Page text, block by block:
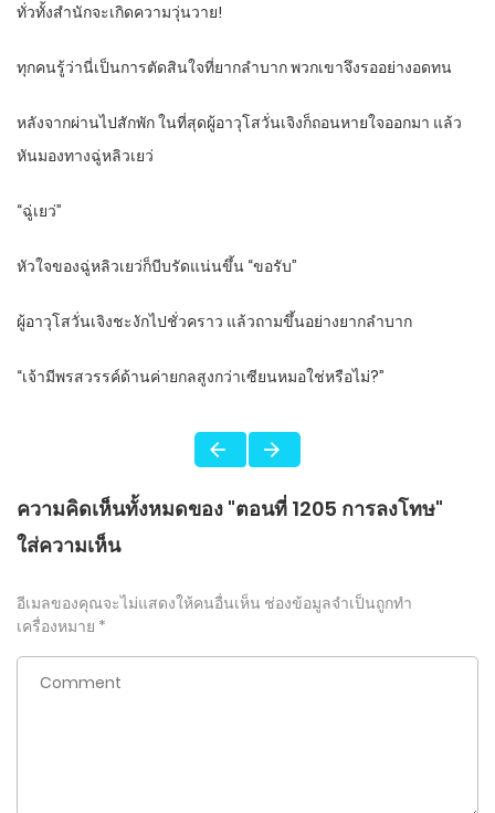
ทั่วทั้งสำนักจะเกิดความวุ่นวาย!
ทุกคนรู้ว่านี่เป็นการตัดสินใจที่ยากลำบาก พวกเขาจึงรออย่างอดทน
หลังจากผ่านไปสักพัก ในที่สุดผู้อาวุโสวั่นเจิงก็ถอนหายใจออกมา แล้ว
หันมองทางฉู่หลิวเยว่
“ฉู่เยว่”
หัวใจของฉู่หลิวเยว่ก็บีบรัดแน่นขึ้น “ขอรับ”
ผู้อาวุโสวั่นเจิงชะงักไปชั่วคราว แล้วถามขึ้นอย่างยากลำบาก
“เจ้ามีพรสวรรค์ด้านค่ายกลสูงกว่าเซียนหมอใช่หรือไม่?”
ความคิดเห็นทั้งหมดของ "ตอนที่ 1205 การลงโทษ"
ใส่ความเห็น
อีเมลของคุณจะไม่แสดงให้คนอื่นเห็น ช่องข้อมูลจำเป็นถูกทำ
เครื่องหมาย *